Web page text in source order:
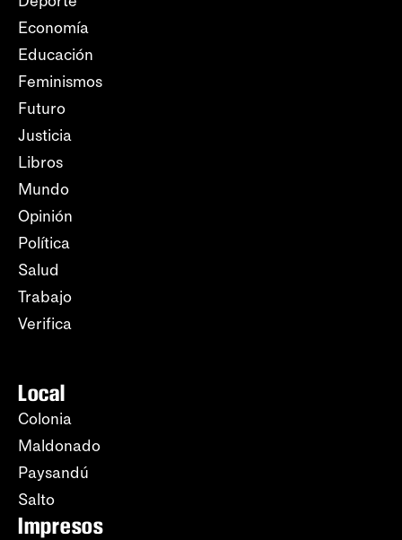
Economía
Educación
Feminismos
Futuro
Justicia
Libros
Mundo
Opinión
Política
Salud
Trabajo
Verifica
Local
Colonia
Maldonado
Paysandú
Salto
Impresos